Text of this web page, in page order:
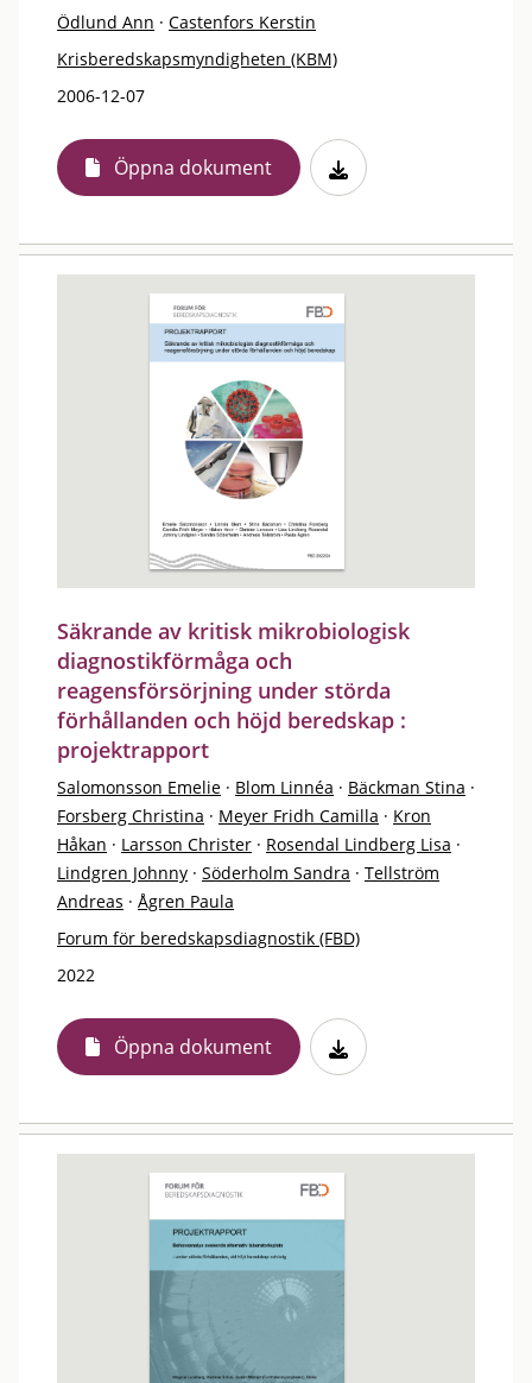
Ödlund Ann · Castenfors Kerstin
Krisberedskapsmyndigheten (KBM)
2006-12-07
Öppna dokument
Säkrande av kritisk mikrobiologisk
diagnostikförmåga och
reagensförsörjning under störda
förhållanden och höjd beredskap :
projektrapport
Salomonsson Emelie · Blom Linnéa · Bäckman Stina ·
Forsberg Christina · Meyer Fridh Camilla · Kron
Håkan · Larsson Christer · Rosendal Lindberg Lisa ·
Lindgren Johnny · Söderholm Sandra · Tellström
Andreas · Ågren Paula
Forum för beredskapsdiagnostik (FBD)
2022
Öppna dokument